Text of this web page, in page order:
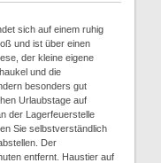
sich auf einem ruhig
und ist über einen
der kleine eigene
und die
besonders gut
Urlaubstage auf
der Lagerfeuerstelle
Sie selbstverständlich
Der
entfernt. Haustier auf